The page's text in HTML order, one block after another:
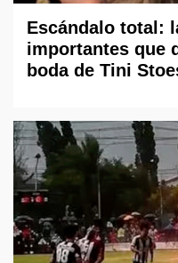
Escándalo total:
importantes que
boda de Tini